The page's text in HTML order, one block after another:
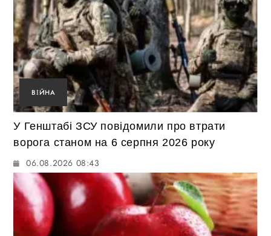
ВІЙНА
У Генштабі ЗСУ повідомили про втрати
ворога станом на 6 серпня 2026 року
06.08.2026 08:43